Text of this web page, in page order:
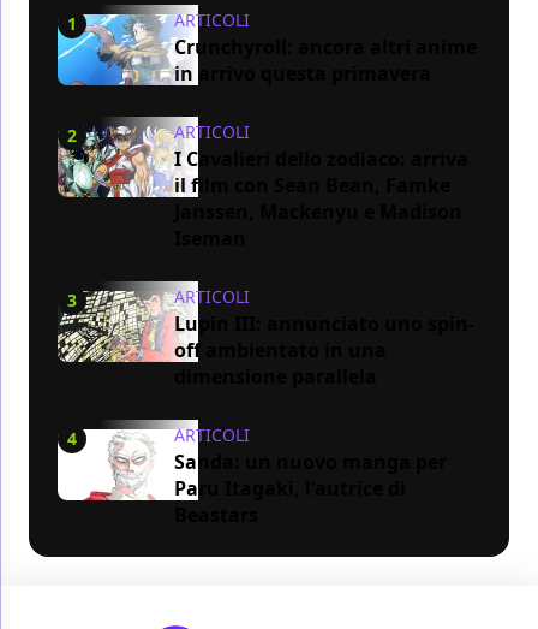
1 ARTICOLI
Crunchyroll: ancora altri anime
in arrivo questa primavera
2 ARTICOLI
I Cavalieri dello zodiaco: arriva
il film con Sean Bean, Famke
3 ARTICOLI
Lupin III: annunciato uno spin-
off ambientato in una
4 ARTICOLI
Sanda: un nuovo manga per
Paru Itagaki, l'autrice di